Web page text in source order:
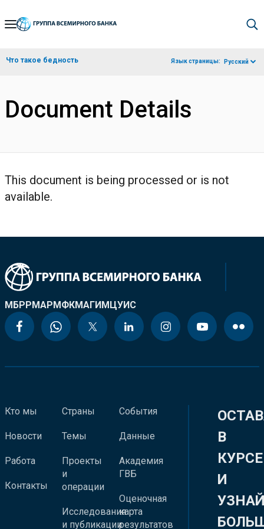
Skip
Navigation
Что такое бедность Язык страницы: Русский
Document Details
This document is being processed or is not
available.
МБРРМАРМФКМАГИМЦУИС
Кто мы
Новости
Работа
Контакты
Страны
Темы
Проекты
и
операции
Исследования
и публикации
События
Данные
Академия
ГВБ
Оценочная
карта
результатов
В
КУРСЕ
И